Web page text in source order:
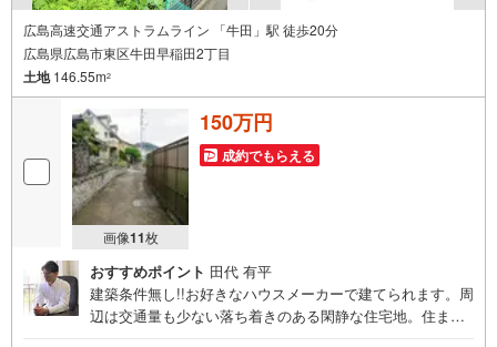
広島高速交通アストラムライン 「牛田」駅 徒歩20分
広島県広島市東区牛田早稲田2丁目
土地146.55m2
画像11枚
150万円
成約でもらえる
おすすめポイント 田代 有平
建築条件無し!!お好きなハウスメーカーで建てられます。周
辺は交通量も少ない落ち着きのある閑静な住宅地。住まい